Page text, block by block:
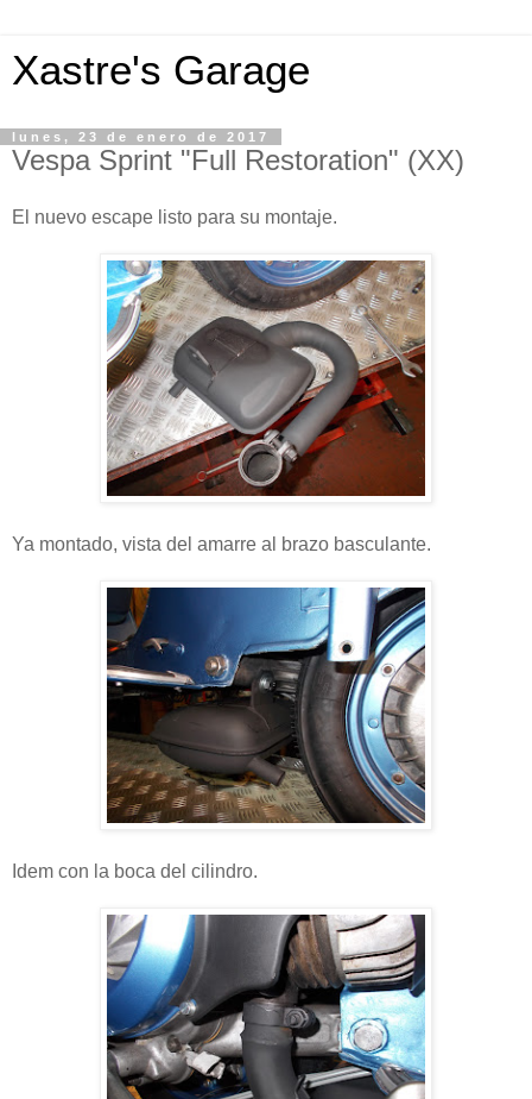
Xastre's Garage
lunes, 23 de enero de 2017
Vespa Sprint "Full Restoration" (XX)
El nuevo escape listo para su montaje.
Ya montado, vista del amarre al brazo basculante.
Idem con la boca del cilindro.